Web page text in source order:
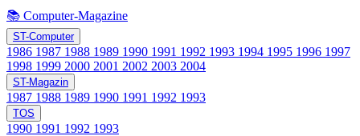
📚 Computer-Magazine
ST-Computer
1986 1987 1988 1989 1990 1991 1992 1993 1994 1995 1996 1997
1998 1999 2000 2001 2002 2003 2004
ST-Magazin
1987 1988 1989 1990 1991 1992 1993
TOS
1990 1991 1992 1993